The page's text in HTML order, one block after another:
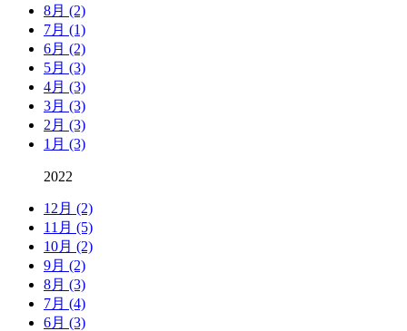
8月 (2)
7月 (1)
6月 (2)
5月 (3)
4月 (3)
3月 (3)
2月 (3)
1月 (3)
2022
12月 (2)
11月 (5)
10月 (2)
9月 (2)
8月 (3)
7月 (4)
6月 (3)